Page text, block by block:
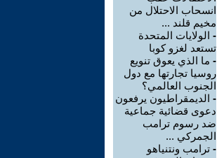
انسحاب الاحتلال من
مخيم قلند ...
- الولايات المتحدة
تستعد لغزو كوبا
- ما الذي يعوق تنويع
روسيا تجارتها مع دول
الجنوب العالمي؟
- الديمقراطيون يرفعون
دعوى قضائية جماعية
ضد رسوم ترامب
الجمركي ...
- ترامب ونتنياهو